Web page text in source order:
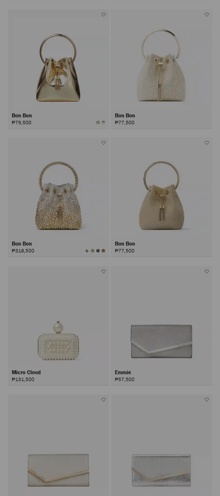
Bon Bon
₱79,500
Bon Bon
₱77,500
Bon Bon
₱318,500 查
看
Bon Bon
₱77,500
Micro Cloud
₱131,500
Emmie
₱57,500